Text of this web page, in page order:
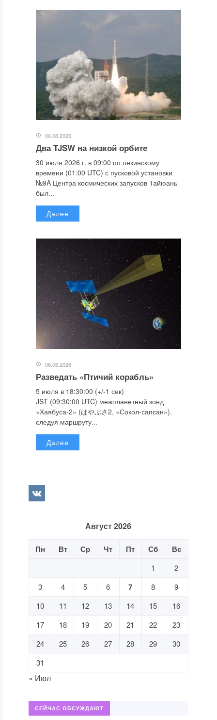
06.08.2026
Два TJSW на низкой орбите
30 июля 2026 г. в 09:00 по пекинскому
времени (01:00 UTC) с пусковой установки
№9A Центра космических запусков Тайюань
был...
Далее
06.08.2026
Разведать «Птичий корабль»
5 июля в 18:30:00 (+/-1 сек)
JST (09:30:00 UTC) межпланетный зонд
«Хаябуса-2» (はやぶさ2, «Сокол-сапсан»),
следуя маршруту...
Далее
Август 2026
Пн Вт Ср Чт Пт Сб Вс
1
2
3
4 5 6 7 8
9
10
11 12 13 14 15
16
17
18 19 20 21 22
23
24
25 26 27 28 29
30
31
« Июл
СЕЙЧАС ОБСУЖДАЮТ